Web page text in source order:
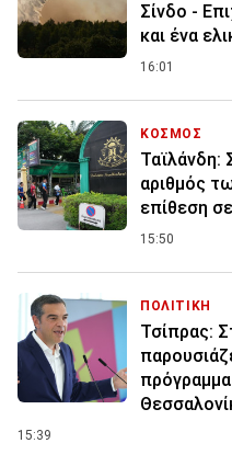
Σίνδο -
και ένα
16:01
ΚΟΣΜΟΣ
Ταϊλάνδη:
αριθμός
επίθεση
15:50
ΠΟΛΙΤΙΚΗ
Τσίπρας:
15:39